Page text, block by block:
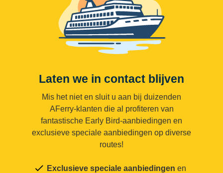
Laten we in contact blijven
Mis het niet en sluit u aan bij duizenden
AFerry-klanten die al profiteren van
fantastische Early Bird-aanbiedingen en
exclusieve speciale aanbiedingen op diverse
routes!
Exclusieve speciale aanbiedingen en